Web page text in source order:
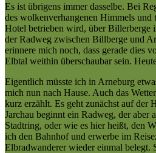
Es ist übrigens immer dasselbe. Bei
des wolkenverhangenen Himmels und
Hotel betrieben wird, über Billerberge
der Radweg zwischen Billberge und
erinnere mich noch, dass gerade dies
Elbtal weithin überschaubar sein.
Eigentlich müsste ich in Arneburg
mich nun nach Hause. Auch das
kurz erzählt. Es geht zunächst auf der
Jarchau beginnt ein Radweg, der aber
Stadtring, oder wie es hier heißt, den
ich den Bahnhof und erwerbe im
Elbradwanderer wieder einmal belegt.